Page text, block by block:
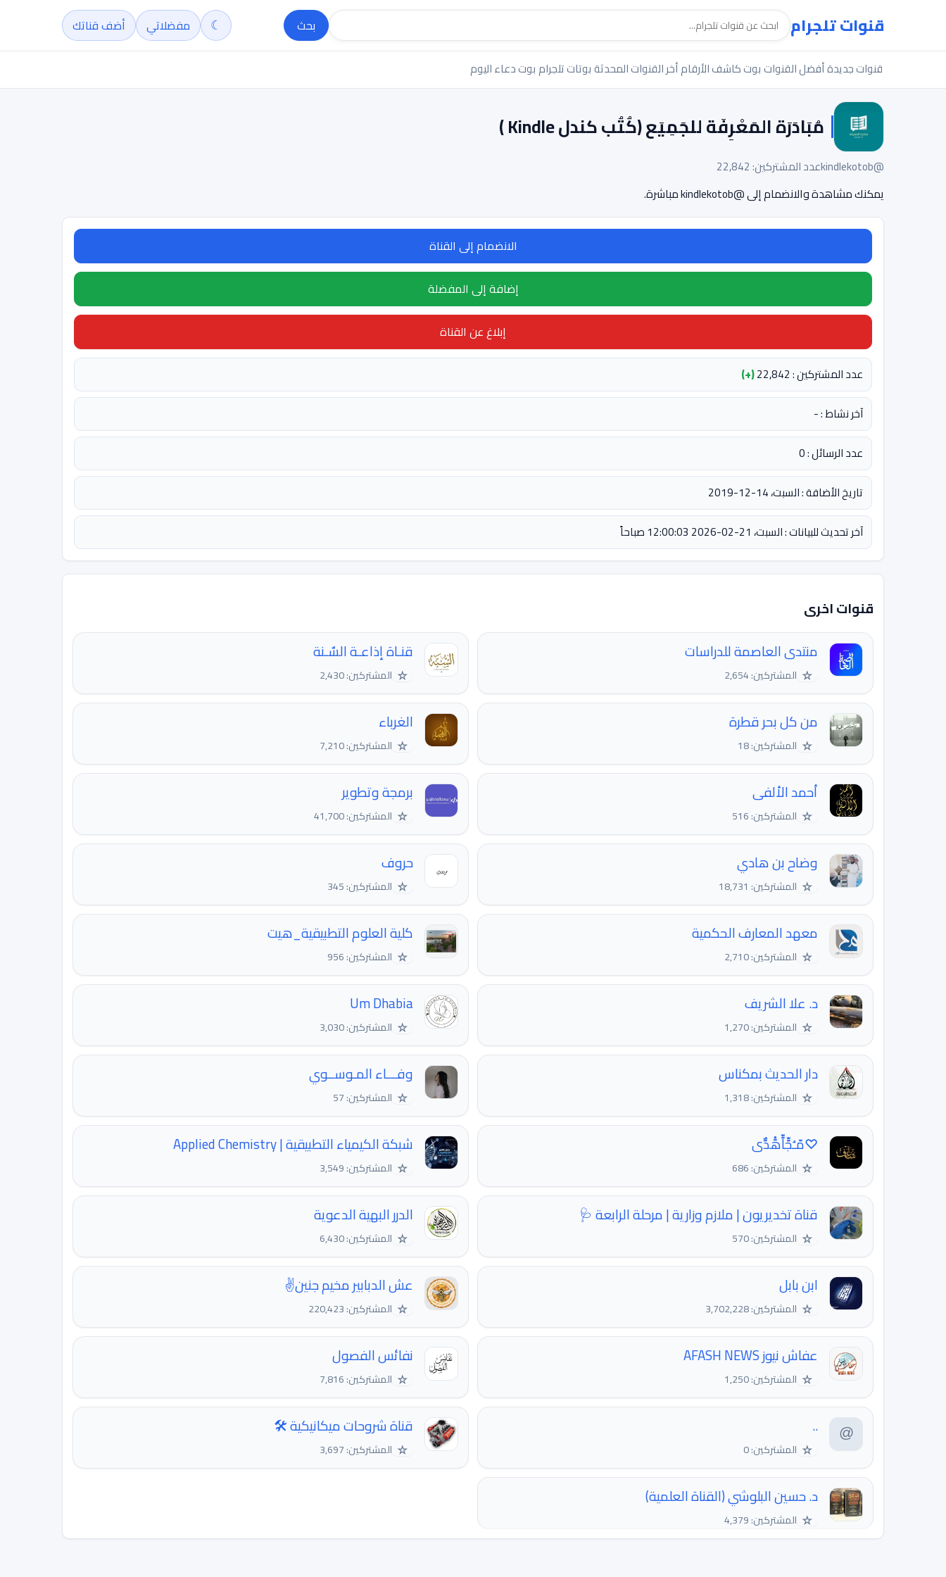
قنوات تلجرام بحث ☾ مفضلاتي أضف قناتك
قنوات جديدةأفضل القنواتبوت كاشف الأرقامأخر القنوات المحدثةبوتات تلجرام بوت دعاء اليوم
@kindlekotob
عدد المشتركين: 22,842
يمكنك مشاهدة والانضمام إلى @kindlekotob مباشرة.
الانضمام إلى القناة
إضافة إلى المفضلة
إبلاغ عن القناة
عدد المشتركين : 22,842
(+)
آخر نشاط : -
عدد الرسائل : 0
تاريخ الأضافة : السبت، 14-12-2019
آخر تحديث للبيانات : السبت، 21-02-2026 12:00:03 صباحاً
قنوات اخرى
منتدى العاصمة للدراسات
☆ المشتركين: 2,654
قنـاة إذاعـة السٌـنة
☆ المشتركين: 2,430
من كل بحر قطرة
☆ المشتركين: 18
الغرباء
☆ المشتركين: 7,210
أحمد الألفى
☆ المشتركين: 516
برمجة وتطوير
☆ المشتركين: 41,700
وضاح بن هادي
☆ المشتركين: 18,731
حروف
☆ المشتركين: 345
معهد المعارف الحكمية
☆ المشتركين: 2,710
كلية العلوم التطبيقية_هيت
☆ المشتركين: 956
د. علا الشريف
☆ المشتركين: 1,270
Um Dhabia
☆ المشتركين: 3,030
دار الحديث بمكناس
☆ المشتركين: 1,318
وفـــاء المـوســوي
☆ المشتركين: 57
♡مّـُجٍّاٍّهّْدٌّى
☆ المشتركين: 686
شبكة الكيمياء التطبيقية | Applied Chemistry
☆ المشتركين: 3,549
قناة تخديريون | ملازم وزارية | مرحلة الرابعة 🩺
☆ المشتركين: 570
الدرر البهية الدعوية
☆ المشتركين: 6,430
ابن بابل
☆ المشتركين: 3,702,228
عش الدبابير مخيم جنين✌️
☆ المشتركين: 220,423
عفاش نيوز AFASH NEWS
☆ المشتركين: 1,250
نفائس الفصول
☆ المشتركين: 7,816
..
☆ المشتركين: 0
قناة شروحات ميكانيكية 🛠
☆ المشتركين: 3,697
د. حسين البلوشي (القناة العلمية)
☆ المشتركين: 4,379